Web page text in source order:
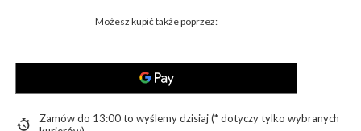
Możesz kupić także poprzez:
Zamów do 13:00 to wyślemy dzisiaj (* dotyczy tylko wybranych